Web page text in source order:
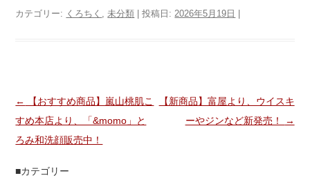
カテゴリー: くろちく ,未分類 | 投稿日:2026年5月19日
投稿ナビゲーション
←
【おすすめ商品】嵐山桃肌こ
すめ本店より、「&momo」と
ろみ和洗顔販売中！
【新商品】富屋より、ウイスキ
ーやジンなど新発売！
→
■カテゴリー